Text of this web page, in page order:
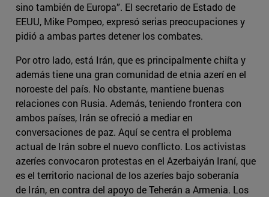
sino también de Europa”. El secretario de Estado de
EEUU, Mike Pompeo, expresó serias preocupaciones y
pidió a ambas partes detener los combates.
Por otro lado, está Irán, que es principalmente chiíta y
además tiene una gran comunidad de etnia azerí en el
noroeste del país. No obstante, mantiene buenas
relaciones con Rusia. Además, teniendo frontera con
ambos países, Irán se ofreció a mediar en
conversaciones de paz. Aquí se centra el problema
actual de Irán sobre el nuevo conflicto. Los activistas
azeríes convocaron protestas en el Azerbaiyán Iraní, que
es el territorio nacional de los azeríes bajo soberanía
de Irán, en contra del apoyo de Teherán a Armenia. Los